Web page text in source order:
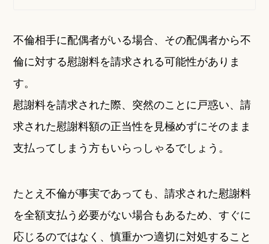
不倫相手に配偶者がいる場合、その配偶者から不
倫に対する慰謝料を請求される可能性がありま
す。
慰謝料を請求された際、突然のことに戸惑い、請
求された慰謝料額の正当性を見極めずにそのまま
支払ってしまう方もいらっしゃるでしょう。
たとえ不倫が事実であっても、請求された慰謝料
を全額支払う必要がない場合もあるため、すぐに
応じるのではなく、慎重かつ適切に対処すること